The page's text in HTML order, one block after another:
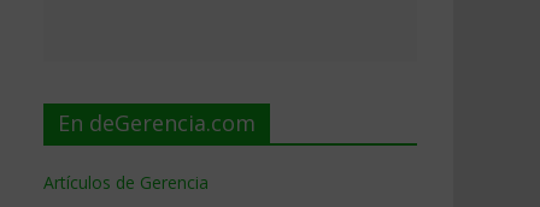
En deGerencia.com
Artículos de Gerencia